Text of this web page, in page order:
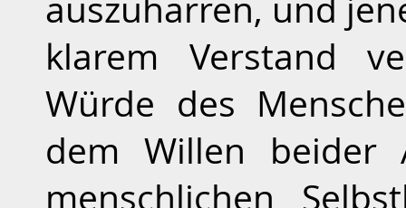
klarem Verstand
Würde des
dem Willen beider
menschlichen